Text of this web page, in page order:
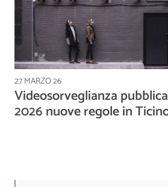
27 MARZO 26
Videosorveglianza
2026 nuove regole in